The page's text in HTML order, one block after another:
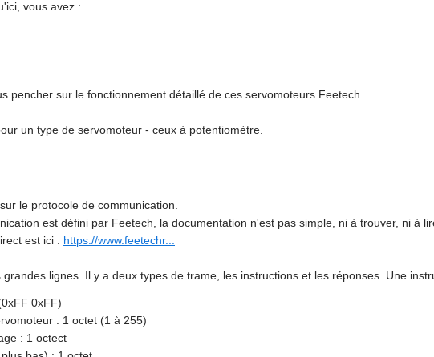
vous avez :
pencher sur le fonctionnement détaillé de ces servomoteurs Feetech.
un type de servomoteur - ceux à potentiomètre.
le protocole de communication.
est défini par Feetech, la documentation n'est pas simple, ni à trouver, ni à
est ici : https://www.feetechr...
lignes. Il y a deux types de trame, les instructions et les réponses. Une
0xFF)
: 1 octet (1 à 255)
: 1 octect